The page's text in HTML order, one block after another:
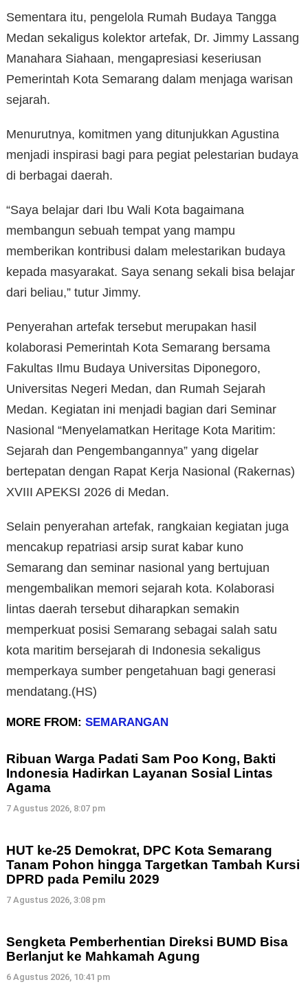
Sementara itu, pengelola Rumah Budaya Tangga
Medan sekaligus kolektor artefak, Dr. Jimmy Lassang
Manahara Siahaan, mengapresiasi keseriusan
Pemerintah Kota Semarang dalam menjaga warisan
sejarah.
Menurutnya, komitmen yang ditunjukkan Agustina
menjadi inspirasi bagi para pegiat pelestarian budaya
di berbagai daerah.
“Saya belajar dari Ibu Wali Kota bagaimana
membangun sebuah tempat yang mampu
memberikan kontribusi dalam melestarikan budaya
kepada masyarakat. Saya senang sekali bisa belajar
dari beliau,” tutur Jimmy.
Penyerahan artefak tersebut merupakan hasil
kolaborasi Pemerintah Kota Semarang bersama
Fakultas Ilmu Budaya Universitas Diponegoro,
Universitas Negeri Medan, dan Rumah Sejarah
Medan. Kegiatan ini menjadi bagian dari Seminar
Nasional “Menyelamatkan Heritage Kota Maritim:
Sejarah dan Pengembangannya” yang digelar
bertepatan dengan Rapat Kerja Nasional (Rakernas)
XVIII APEKSI 2026 di Medan.
Selain penyerahan artefak, rangkaian kegiatan juga
mencakup repatriasi arsip surat kabar kuno
Semarang dan seminar nasional yang bertujuan
mengembalikan memori sejarah kota. Kolaborasi
lintas daerah tersebut diharapkan semakin
memperkuat posisi Semarang sebagai salah satu
kota maritim bersejarah di Indonesia sekaligus
memperkaya sumber pengetahuan bagi generasi
mendatang.(HS)
MORE FROM: SEMARANGAN
Ribuan Warga Padati Sam Poo Kong, Bakti
Indonesia Hadirkan Layanan Sosial Lintas
Agama
7 Agustus 2026, 8:07 pm
HUT ke-25 Demokrat, DPC Kota Semarang
Tanam Pohon hingga Targetkan Tambah Kursi
DPRD pada Pemilu 2029
7 Agustus 2026, 3:08 pm
Sengketa Pemberhentian Direksi BUMD Bisa
Berlanjut ke Mahkamah Agung
6 Agustus 2026, 10:41 pm